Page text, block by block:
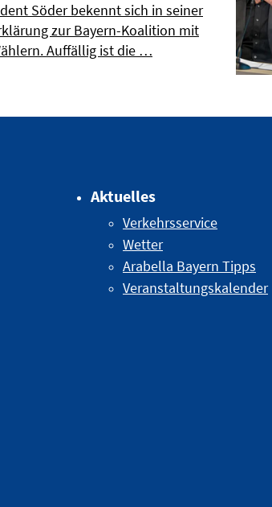
Söder bekennt sich in seiner
zur Bayern-Koalition mit
Auffällig ist die …
Aktuelles
Verkehrsservice
Wetter
Arabella Bayern Tipps
Veranstaltungskalender